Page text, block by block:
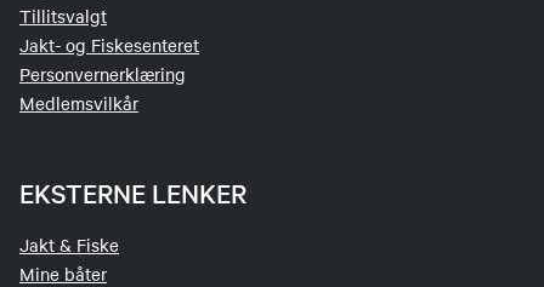
Tillitsvalgt
Jakt- og Fiskesenteret
Personvernerklæring
Medlemsvilkår
EKSTERNE LENKER
Jakt & Fiske
Mine båter